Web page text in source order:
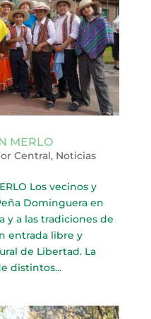
MERLO
Central, Noticias
Los vecinos y
Dominguera en
y a las tradiciones de
entrada libre y
de Libertad. La
distintos...